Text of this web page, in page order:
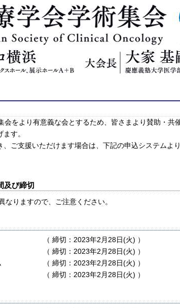
会をより有意義な会とするため、皆さまより賛助・共
す。
ご支援いただけます場合は、下記の申込システムよ
及び締切
りますので、ご注意ください。
締切：2023年2月28日(火)
締切：2023年2月28日(火)
締切：2023年2月28日(火)
締切：2023年2月28日(火)